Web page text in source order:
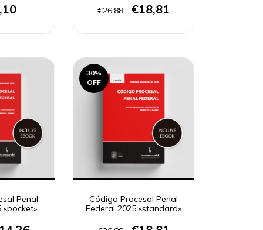
€26,88 €18,81
Penal
«pocket»
30%
OFF
Código Procesal Penal
Federal 2025 «standard»